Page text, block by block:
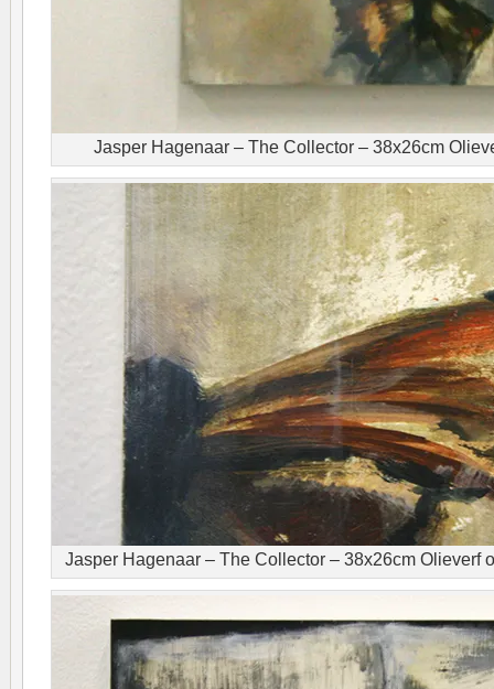
Jasper Hagenaar – The Collector – 38x26cm
Jasper Hagenaar – The Collector – 38x26cm Olieverf